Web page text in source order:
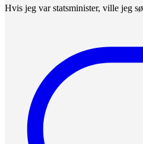
Hvis jeg var statsminister, ville jeg